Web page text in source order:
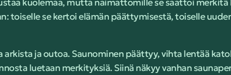
toiselle se kertoi elämän päättymisestä, toiselle
arkista ja outoa. Saunominen päättyy, vihta lentää
luetaan merkityksiä. Siinä näkyy vanhan